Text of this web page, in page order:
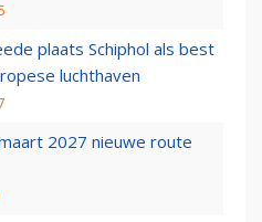
plaats Schiphol als best
luchthaven
2027 nieuwe route